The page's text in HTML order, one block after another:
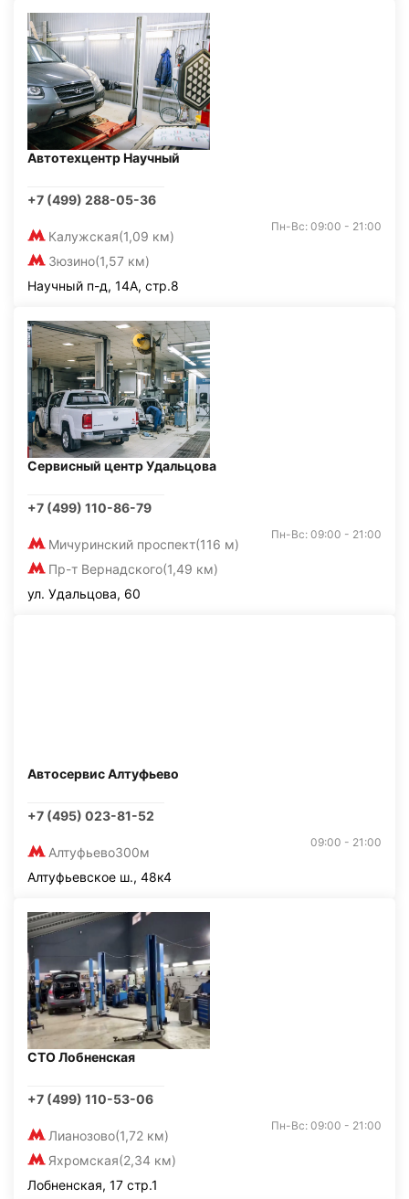
Автотехцентр Научный
+7 (499) 288-05-36
Калужская(1,09 км)
Зюзино(1,57 км)
Пн-Вс: 09:00 - 21:00
Научный п-д, 14А, стр.8
Сервисный центр Удальцова
+7 (499) 110-86-79
Мичуринский проспект(116 м)
Пр-т Вернадского(1,49 км)
Пн-Вс: 09:00 - 21:00
ул. Удальцова, 60
Автосервис Алтуфьево
+7 (495) 023-81-52
Алтуфьево300м
09:00 - 21:00
Алтуфьевское ш., 48к4
СТО Лобненская
+7 (499) 110-53-06
Лианозово(1,72 км)
Яхромская(2,34 км)
Пн-Вс: 09:00 - 21:00
Лобненская, 17 стр.1